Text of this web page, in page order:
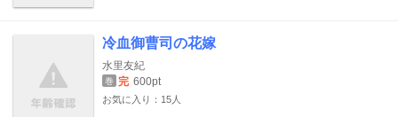
冷血御曹司の花嫁
水里友紀
巻 完 600pt
お気に入り：15人